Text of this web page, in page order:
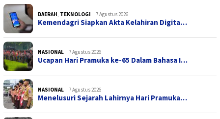
DAERAH, TEKNOLOGI 7 Agustus 2026
Kemendagri Siapkan Akta Kelahiran Digita…
NASIONAL 7 Agustus 2026
Ucapan Hari Pramuka ke-65 Dalam Bahasa I…
NASIONAL 7 Agustus 2026
Menelusuri Sejarah Lahirnya Hari Pramuka…